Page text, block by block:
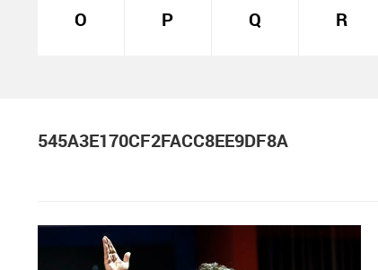
O P Q R
545A3E170CF2FACC8EE9DF8A